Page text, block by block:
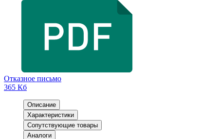
Отказное письмо
365 Кб
Описание
Характеристики
Сопутствующие товары
Аналоги